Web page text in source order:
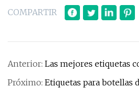
COMPARTIR
Anterior: Las mejores etiquetas
Próximo: Etiquetas para botellas